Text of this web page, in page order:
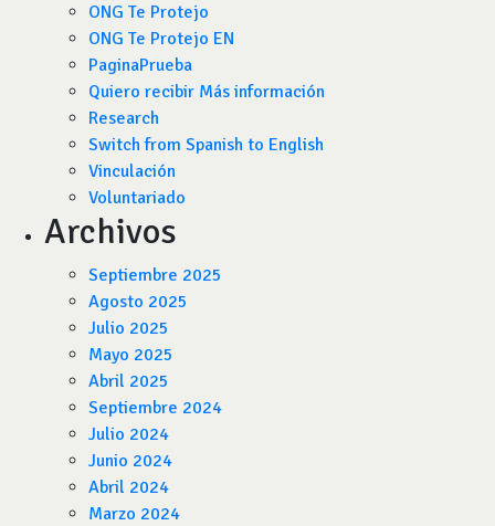
ONG Te Protejo
ONG Te Protejo EN
PaginaPrueba
Quiero recibir Más información
Research
Switch from Spanish to English
Vinculación
Voluntariado
Archivos
Septiembre 2025
Agosto 2025
Julio 2025
Mayo 2025
Abril 2025
Septiembre 2024
Julio 2024
Junio 2024
Abril 2024
Marzo 2024